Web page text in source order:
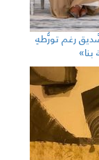
رغم تورُّطهِ